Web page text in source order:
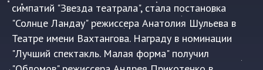
симпатий "Звезда театрала", стала постановка
"Солнце Ландау" режиссера Анатолия Шульева в
Театре имени Вахтангова. Награду в номинации
"Лучший спектакль. Малая форма" получил